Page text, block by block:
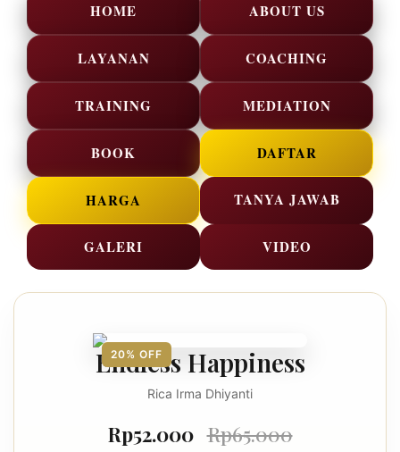
HOME ABOUT US
LAYANAN COACHING
TRAINING MEDIATION
BOOK DAFTAR
HARGA TANYA JAWAB
GALERI VIDEO
20% OFF
Endless Happiness
Rica Irma Dhiyanti
Rp52.000 Rp65.000